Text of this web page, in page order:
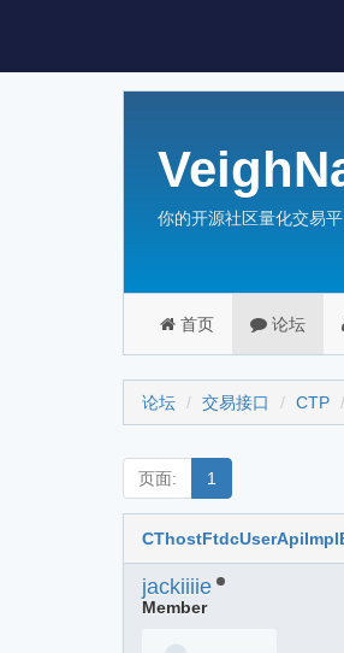
你的开源社区量化交易
首页 论坛
论坛 交易接口 CTP
页面: 1
jackiiiie
Member